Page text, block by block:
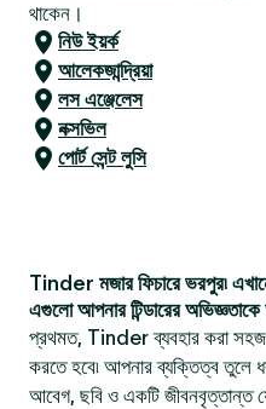
থাকেন।
নিউ ইয়র্ক
আলেকজান্দ্রিয়া
লস এঞ্জেলেস
নক্সভিল
পোর্ট সেন্ট লুসি
Tinder মজার ফিচারে ভরপুর৷
এগুলো আপনার টিন্ডারের
প্রথমত, Tinder ব্যবহার করা
করতে হবে৷ আপনার ব্যক্তিত্ব
আবেগ, ছবি ও একটি জীবনবৃত্তান্ত